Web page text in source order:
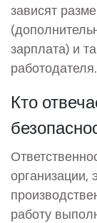
зависят
зарплата) и
работодателя.
Кто
организации,
работу